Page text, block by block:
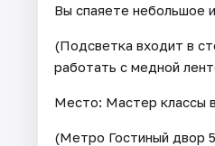
Вы спаяете небольшое
(Подсветка входит в
работать с медной
Место: Мастер классы
(Метро Гостиный двор